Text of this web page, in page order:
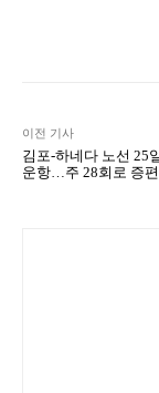
이전 기사
김포-하네다 노선 25
운항…주 28회로 증편